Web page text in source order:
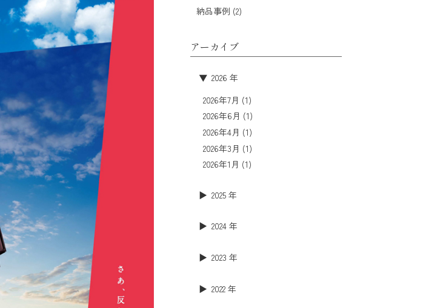
納品事例 (2)
アーカイブ
2026 年
2026年7月 (1)
2026年6月 (1)
2026年4月 (1)
2026年3月 (1)
2026年1月 (1)
2025 年
2024 年
2023 年
2022 年